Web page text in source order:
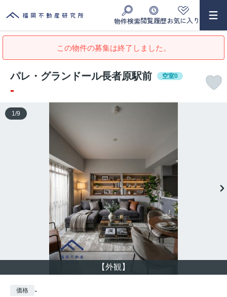
物件検索閲覧履歴お気に入り
この物件の募集は終了しました。
パレ・グランドール長者原駅前 空室0
-
【外観】
1 /9
価格 -